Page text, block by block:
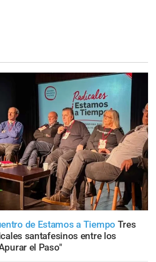
de Estamos a Tiempo Tres
santafesinos entre los
el Paso"